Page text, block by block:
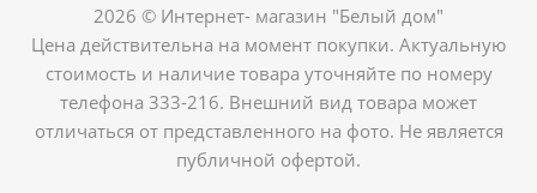
2026 © Интернет- магазин "Белый дом"
Цена действительна на момент покупки. Актуальную
стоимость и наличие товара уточняйте по номеру
телефона 333-216. Внешний вид товара может
отличаться от представленного на фото. Не является
публичной офертой.